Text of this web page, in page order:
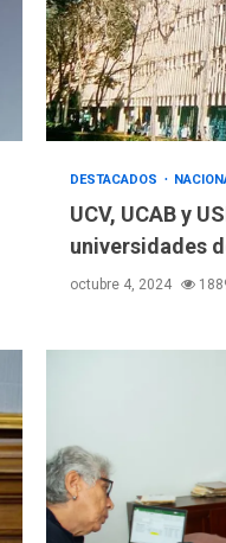
DESTACADOS
UCV, UCAB y
universidades
octubre 4, 2024